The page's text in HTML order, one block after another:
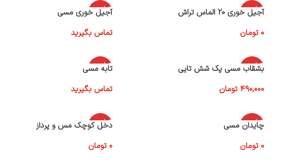
اتمام موج
ودی
آجیل خوری 20 الماس تراش
0 تومان
اتمام موج
ودی
آجیل خوری مسی
تماس بگیرید
اتمام موج
ودی
بشقاب مسی پک شش تایی
490,000 تومان
اتمام موج
ودی
تابه مسی
تماس بگیرید
اتمام موج
ودی
چایدان مسی
0 تومان
اتمام موج
ودی
دخل کوچک مس و پرداز
0 تومان